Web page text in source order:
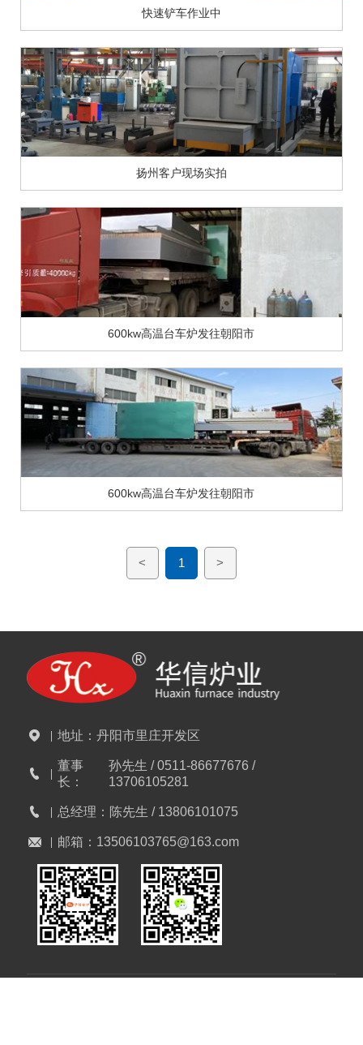
快速铲车作业中
扬州客户现场实拍
600kw高温台车炉发往朝阳市
600kw高温台车炉发往朝阳市
< 1 >
地址： 丹阳市里庄开发区
董事
长：
孙先生 / 0511-86677676 /
13706105281
总经理： 陈先生 / 13806101075
邮箱： 13506103765@163.com